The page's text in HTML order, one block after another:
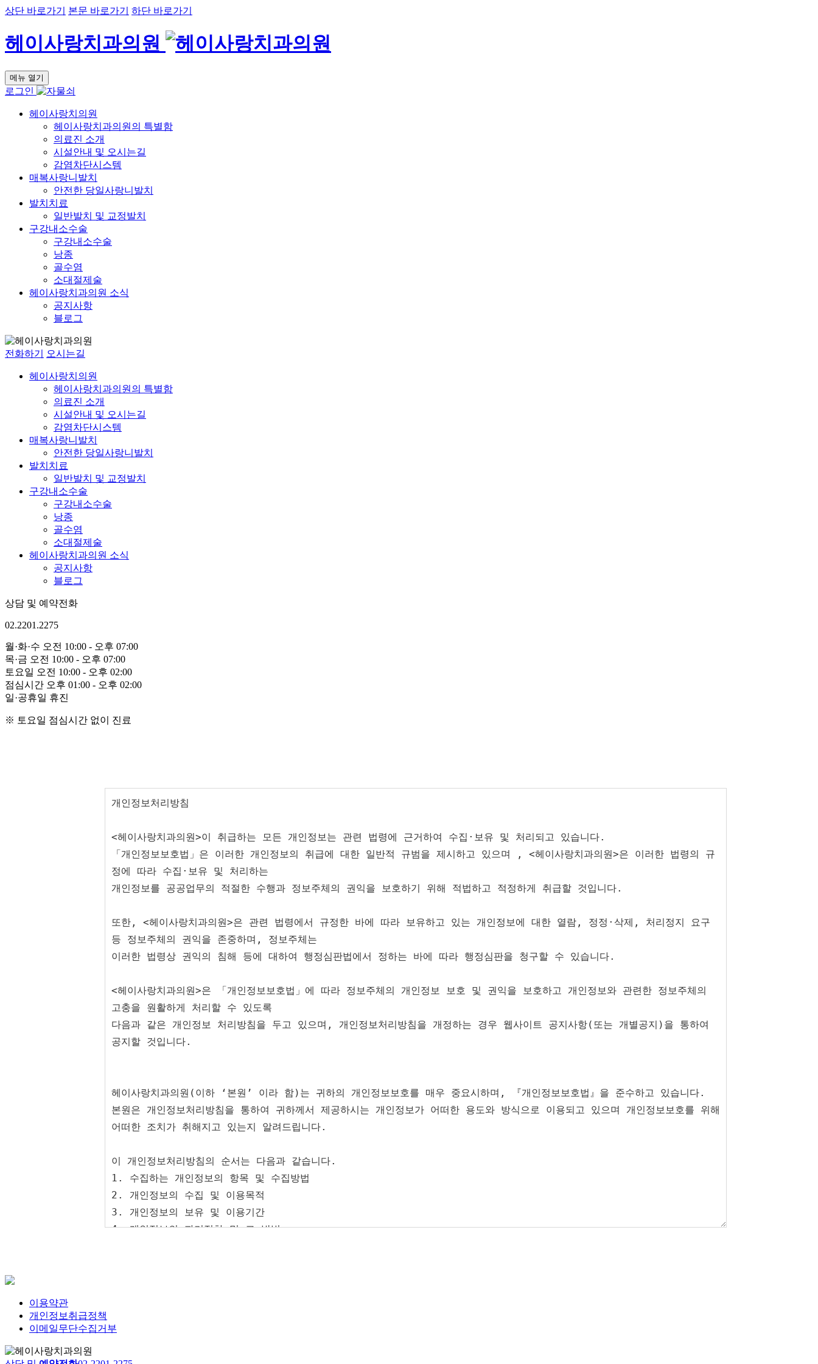
상단 바로가기 본문 바로가기 하단 바로가기
헤이사랑치과의원
메뉴 열기
로그인
헤이사랑치의원
헤이사랑치과의원의 특별함
의료진 소개
시설안내 및 오시는길
감염차단시스템
매복사랑니발치
안전한 당일사랑니발치
발치치료
일반발치 및 교정발치
구강내소수술
구강내소수술
낭종
골수염
소대절제술
헤이사랑치과의원 소식
공지사항
블로그
전화하기 오시는길
헤이사랑치의원
헤이사랑치과의원의 특별함
의료진 소개
시설안내 및 오시는길
감염차단시스템
매복사랑니발치
안전한 당일사랑니발치
발치치료
일반발치 및 교정발치
구강내소수술
구강내소수술
낭종
골수염
소대절제술
헤이사랑치과의원 소식
공지사항
블로그
상담 및 예약전화
02.2201.2275
월·화·수 오전 10:00 - 오후 07:00
목·금 오전 10:00 - 오후 07:00
토 요일 오전 10:00 - 오후 02:00
점심시 간 오후 01:00 - 오후 02:00
일·공휴일 휴진
※ 토요일 점심시간 없이 진료
이용약관
개인정보취급정책
이메일무단수집거부